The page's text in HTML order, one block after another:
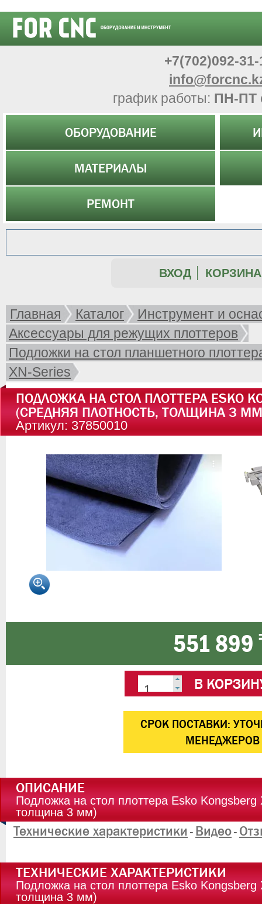
+7(702)092-31-
график работы: ПН-ПТ
ОБОРУДОВАНИЕ
МАТЕРИАЛЫ
РЕМОНТ
ВХОД КОРЗИНА
Главная Каталог
Инструмент и
Аксессуары для режущих плоттеров
Подложки на стол планшетного
XN-Series
ПОДЛОЖКА НА СТОЛ ПЛОТТЕРА ESKO
(СРЕДНЯЯ ПЛОТНОСТЬ, ТОЛЩИНА 3
Артикул: 37850010
551 899
В
CРОК ПОСТАВКИ:
МЕНЕДЖЕРОВ
ОПИСАНИЕ
Подложка на стол плоттера Esko Kongsberg
толщина 3 мм)
Технические характеристики - Видео-
ТЕХНИЧЕСКИЕ ХАРАКТЕРИСТИКИ
Подложка на стол плоттера Esko Kongsberg
толщина 3 мм)